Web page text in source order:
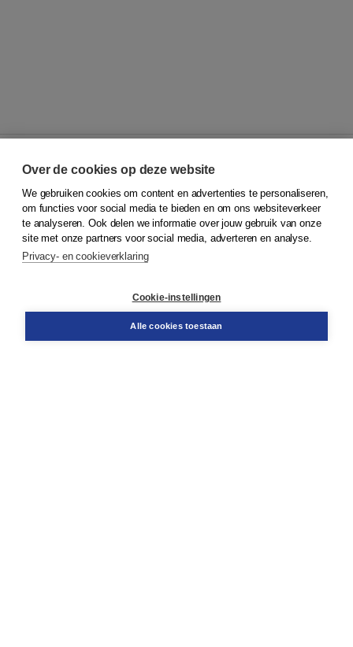
© 2026Koninklijke Boom uitgevers
Klantenservice
Service & informatie
Contact
Over de cookies op deze website
We gebruiken cookies om content en advertenties te personaliseren,
om functies voor social media te bieden en om ons websiteverkeer
te analyseren. Ook delen we informatie over jouw gebruik van onze
site met onze partners voor social media, adverteren en analyse.
Privacy- en cookieverklaring
Cookie-instellingen
Alle cookies toestaan